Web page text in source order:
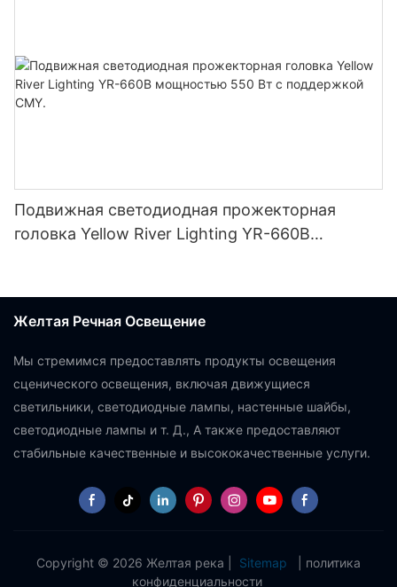
Подвижная светодиодная прожекторная
головка Yellow River Lighting YR-660B
Желтая Речная Освещение
Мы стремимся предоставлять продукты освещения
сценического освещения, включая движущиеся
светильники, светодиодные лампы, настенные шайбы,
светодиодные лампы и т. Д., А также предоставляют
стабильные качественные и высококачественные услуги.
Copyright © 2026 Желтая река | Sitemap
политика
конфиденциальности